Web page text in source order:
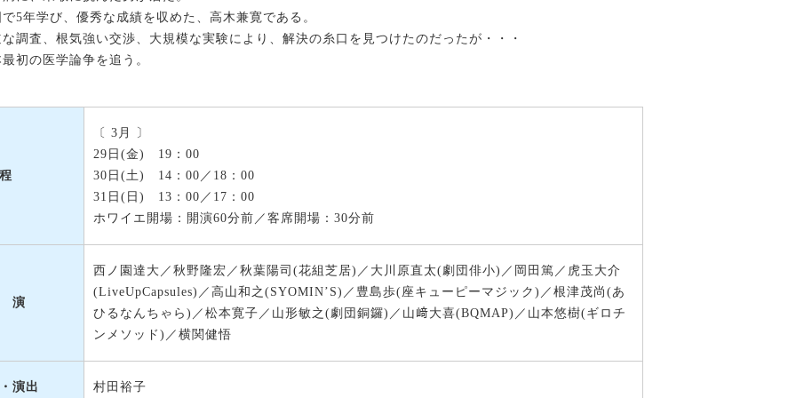
5年学び、優秀な成績を収めた、高木兼寛である。
調査、根気強い交渉、大規模な実験により、解決の糸口を見つけたのだったが・・・
最初の医学論争を追う。
〔 3月 〕
29日(金) 19：00
30日(土) 14：00／18：00
31日(日) 13：00／17：00
ホワイエ開場：開演60分前／客席開場：30分前
演
西ノ園達大／秋野隆宏／秋葉陽司(花組芝居)／大川原直太(劇団俳小)／岡田篤／虎玉大介
(LiveUpCapsules)／高山和之(SYOMIN’S)／豊島歩(座キューピーマジック)／根津茂尚(あ
ひるなんちゃら)／松本寛子／山形敏之(劇団銅鑼)／山﨑大喜(BQMAP)／山本悠樹(ギロチ
ンメソッド)／横関健悟
演出 村田裕子